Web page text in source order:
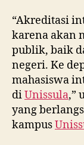
“Akreditasi
karena akan
publik, baik
negeri. Ke
mahasiswa
diUnissula,”
yang
kampus